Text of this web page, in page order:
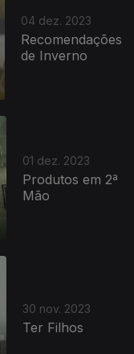
04 dez. 2023
Recomendações
de Inverno
01 dez. 2023
Produtos em 2ª
Mão
30 nov. 2023
Ter Filhos